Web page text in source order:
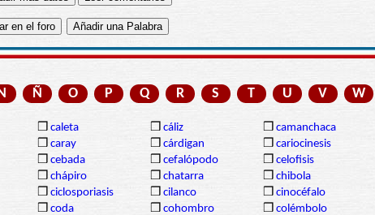
Ñ O P Q R S T U V W
❒ caleta ❒ cáliz ❒ camanchaca
❒ caray ❒ cárdigan ❒ cariocinesis
❒ cebada ❒ cefalópodo ❒ celofisis
❒ chápiro ❒ chatarra ❒ chibola
❒ ciclosporiasis ❒ cilanco ❒ cinocéfalo
❒ coda ❒ cohombro ❒ colémbolo